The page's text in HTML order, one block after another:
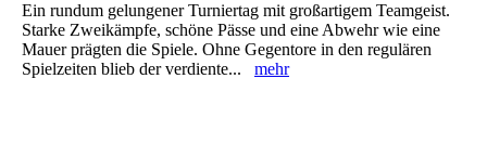
Ein rundum gelungener Turniertag mit großartigem Teamgeist.
Starke Zweikämpfe, schöne Pässe und eine Abwehr wie eine
Mauer prägten die Spiele. Ohne Gegentore in den regulären
Spielzeiten blieb der verdiente... mehr